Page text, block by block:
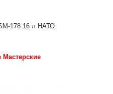
SM-178 16 л НАТО